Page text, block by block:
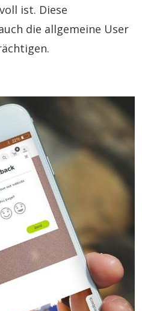
ist. Diese
die allgemeine User